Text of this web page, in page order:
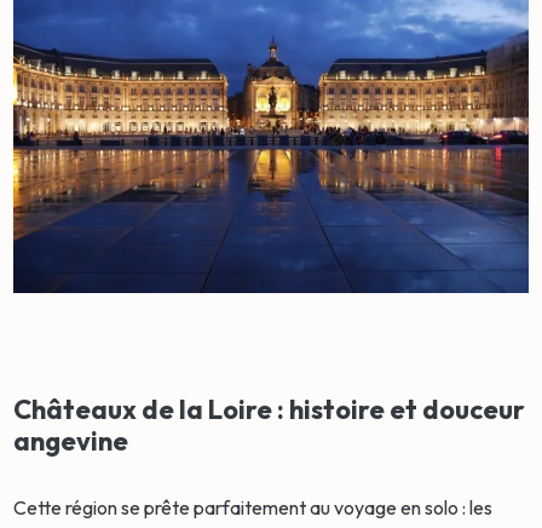
Châteaux de la Loire : histoire et douceur
angevine
Cette région se prête parfaitement au voyage en solo : les